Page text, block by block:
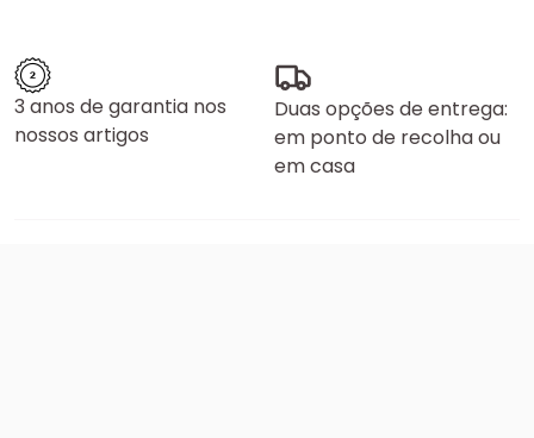
3 anos de garantia nos
nossos artigos
Duas opções de entrega:
em ponto de recolha ou
em casa